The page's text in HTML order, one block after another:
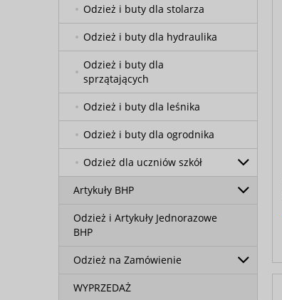
Odzież i buty dla stolarza
Odzież i buty dla hydraulika
Odzież i buty dla
sprzątających
Odzież i buty dla leśnika
Odzież i buty dla ogrodnika
Odzież dla uczniów szkół
Artykuły BHP
Odzież i Artykuły Jednorazowe
BHP
Odzież na Zamówienie
WYPRZEDAŻ